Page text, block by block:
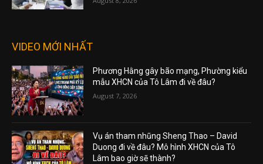
VIDEO MỚI NHẤT
Phương Hằng gây bão mạng, Phường kiểu
mẫu XHCN của Tô Lâm đi về đâu?
August 7, 2026
Vụ án tham nhũng Sheng Thao – David
Duong đi về đâu? Mô hình XHCN của Tô
Lâm bao giờ sẽ thành?